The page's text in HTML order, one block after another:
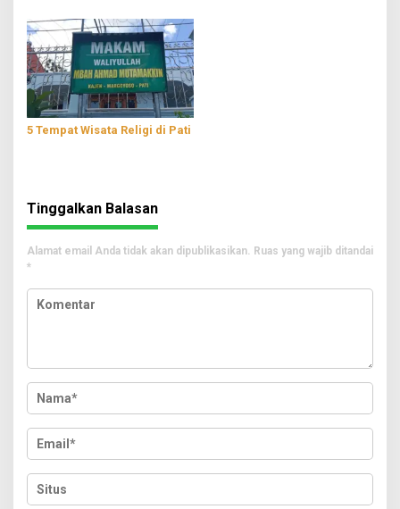
5 Tempat Wisata Religi di Pati
Tinggalkan Balasan
Alamat email Anda tidak akan dipublikasikan. Ruas yang wajib ditandai
*